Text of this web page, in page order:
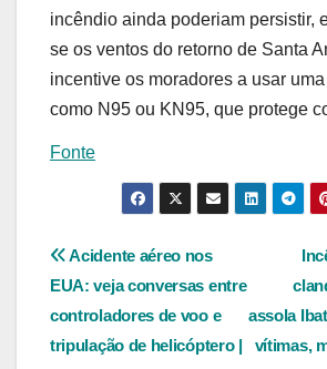
incêndio ainda poderiam persistir,
se os ventos do retorno de Santa
incentive os moradores a usar
como N95 ou KN95, que protege
Fonte
Navegação
de
Post
assola
vítimas,
Acidente aéreo nos
EUA: veja conversas entre
controladores de voo e
tripulação de helicóptero |